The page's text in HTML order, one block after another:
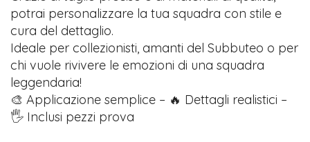
potrai personalizzare la tua squadra con stile e
cura del dettaglio.
Ideale per collezionisti, amanti del Subbuteo o per
chi vuole rivivere le emozioni di una squadra
leggendaria!
🎨 Applicazione semplice – 🔥 Dettagli realistici –
🖐️ Inclusi pezzi prova